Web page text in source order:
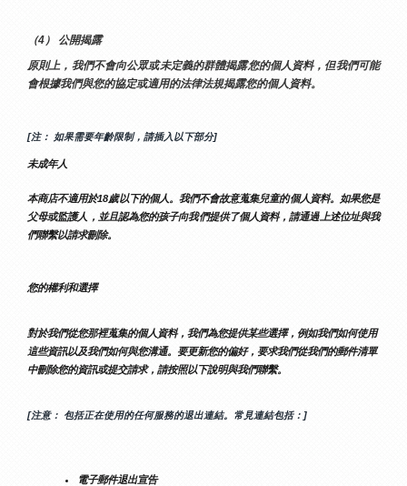
（4） 公開揭露
原則上，我們不會向公眾或未定義的群體揭露您的個人資料，但我們可能
會根據我們與您的協定或適用的法律法規揭露您的個人資料。
[注： 如果需要年齡限制，請插入以下部分]
未成年人
本商店不適用於18歲以下的個人。我們不會故意蒐集兒童的個人資料。如果您是
父母或監護人，並且認為您的孩子向我們提供了個人資料，請通過上述位址與我
們聯繫以請求刪除。
您的權利和選擇
對於我們從您那裡蒐集的個人資料，我們為您提供某些選擇，例如我們如何使用
這些資訊以及我們如何與您溝通。要更新您的偏好，要求我們從我們的郵件清單
中刪除您的資訊或提交請求，請按照以下說明與我們聯繫。
[注意： 包括正在使用的任何服務的退出連結。常見連結包括：]
電子郵件退出宣告